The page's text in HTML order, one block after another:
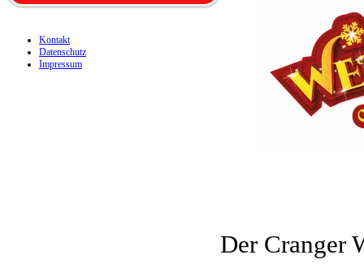
Der Cranger
Kontakt
Datenschutz
Impressum